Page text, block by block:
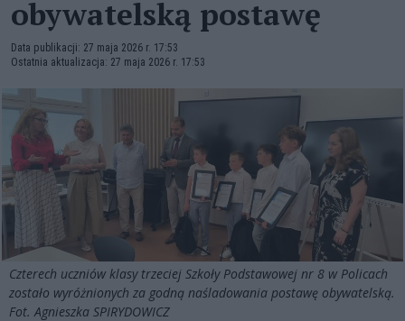
obywatelską postawę
Data publikacji: 27 maja 2026 r. 17:53
Ostatnia aktualizacja: 27 maja 2026 r. 17:53
Czterech uczniów klasy trzeciej Szkoły Podstawowej nr 8 w Policach
zostało wyróżnionych za godną naśladowania postawę obywatelską.
Fot. Agnieszka SPIRYDOWICZ